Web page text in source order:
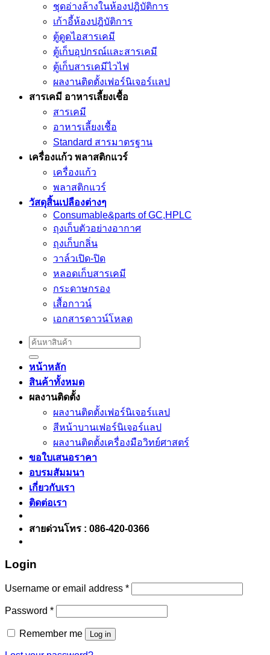
ชุดอ่างล้างในห้องปฎิบัติการ
เก้าอี้ห้องปฎิบัติการ
ตู้ดูดไอสารเคมี
ตู้เก็บอุปกรณ์เเละสารเคมี
ตู้เก็บสารเคมีไวไฟ
ผลงานติดตั้งเฟอร์นิเจอร์เเลป
สารเคมี อาหารเลี้ยงเชื้อ
สารเคมี
อาหารเลี้ยงเชื้อ
Standard สารมาตรฐาน
เครื่องเเก้ว พลาสติกแวร์
เครื่องเเก้ว
พลาสติกแวร์
วัสดุสิ้นเปลืองต่างๆ
Consumable&parts of GC,HPLC
ถุงเก็บตัวอย่างอากาศ
ถุงเก็บกลิ่น
วาล์วเปิด-ปิด
หลอดเก็บสารเคมี
กระดาษกรอง
เสื้อกาวน์
เอกสารดาวน์โหลด
Search
for:
หน้าหลัก
สินค้าทั้งหมด
ผลงานติดตั้ง
ผลงานติดตั้งเฟอร์นิเจอร์เเลป
สีหน้าบานเฟอร์นิเจอร์เเลป
ผลงานติดตั้งเครื่องมือวิทย์ศาสตร์
ขอใบเสนอราคา
อบรมสัมมนา
เกี่ยวกับเรา
ติดต่อเรา
สายด่วนโทร : 086-420-0366
Login
Username or email address *
Password *
Remember me Log in